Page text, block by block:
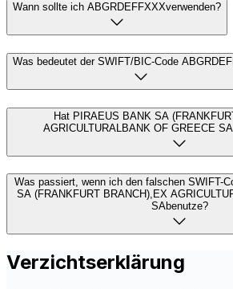
Wann sollte ich ABGRDEFFXXXverwenden?
Was bedeutet der SWIFT/BIC-Code
Hat PIRAEUS BANK SA
AGRICULTURALBANK OF GREECE
Was passiert, wenn ich den falschen SWIFT-
SA (FRANKFURT BRANCH),EX
SAbenutze?
Verzichtserklärung